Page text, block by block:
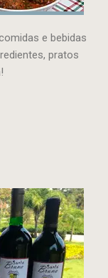
e bebidas
pratos